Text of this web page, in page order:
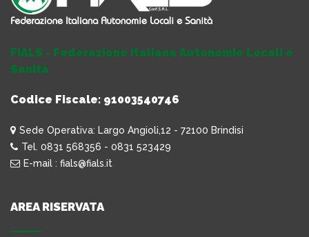
FIALS - Federazione Italiana Autonomie Locali e
Sanità
Codice Fiscale: 91003540746
Sede Operativa: Largo Angioli,12 - 72100 Brindisi
Tel. 0831 568356 - 0831 523429
E-mail : fials@fials.it
AREA RISERVATA